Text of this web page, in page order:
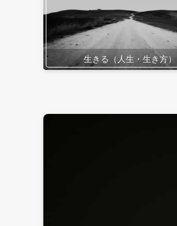
生きる（人生・生き方）